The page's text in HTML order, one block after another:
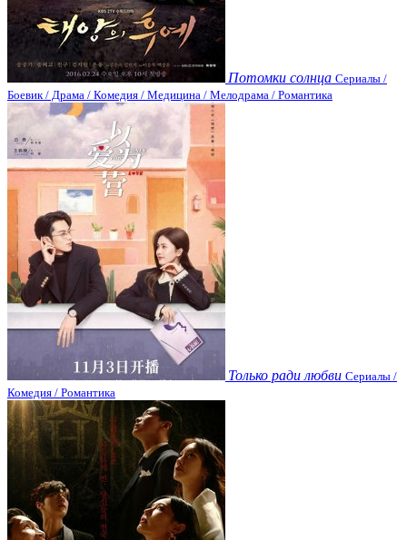
Потомки солнца Сериалы /
Боевик / Драма / Комедия / Медицина / Мелодрама / Романтика
Только ради любви Сериалы /
Комедия / Романтика